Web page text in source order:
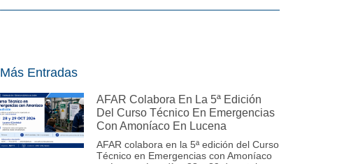
Más Entradas
AFAR Colabora En La 5ª Edición
Del Curso Técnico En Emergencias
Con Amoníaco En Lucena
AFAR colabora en la 5ª edición del Curso
Técnico en Emergencias con Amoníaco